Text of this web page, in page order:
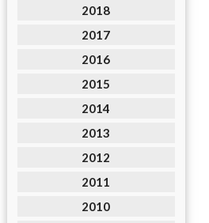
2018
2017
2016
2015
2014
2013
2012
2011
2010